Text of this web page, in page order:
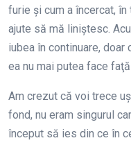
furie şi cum a încercat,
ajute să mă liniştesc.
iubea în continuare, doar
ea nu mai putea face
Am crezut că voi trece
fond, nu eram singurul
început să ies din ce în